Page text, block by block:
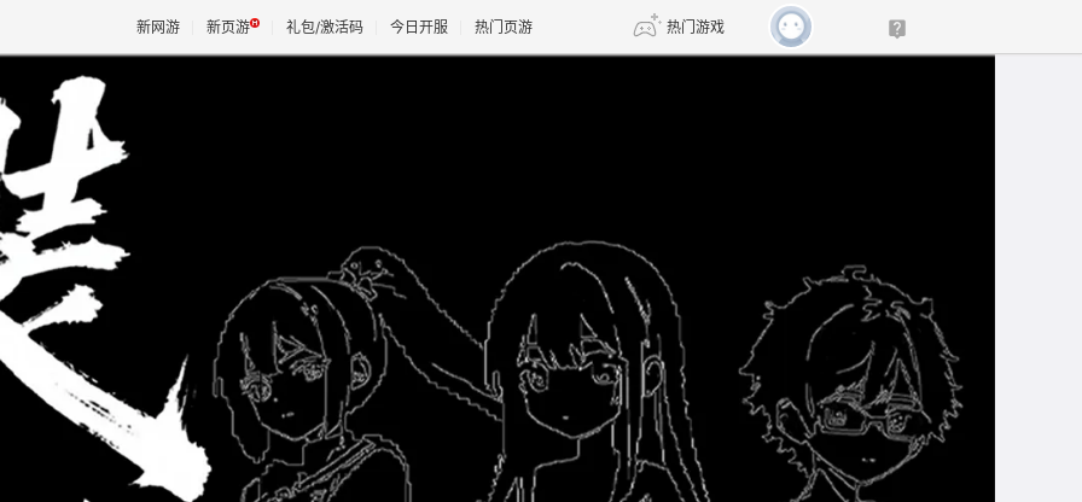
新网游 新页游 礼包/激活码 今日开服 热门页游 热门游戏
王权与自由 诛仙世界 新仙侠5